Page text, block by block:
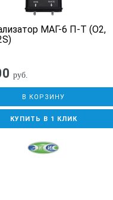
МАГ-6 П-Т (O2,
руб.
В КОРЗИНУ
КУПИТЬ В 1 КЛИК